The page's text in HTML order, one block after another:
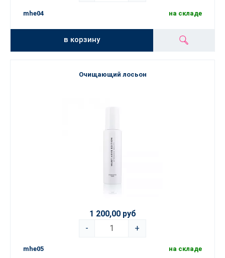
mhe04 на складе
в корзину
Очищающий лосьон
1 200,00 руб
-
+
mhe05 на складе